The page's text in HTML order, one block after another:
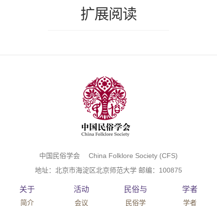
扩展阅读
中国民俗学会 China Folklore Society (CFS)
地址：北京市海淀区北京师范大学 邮编：100875
关于
简介
活动
会议
民俗与
民俗学
学者
学者